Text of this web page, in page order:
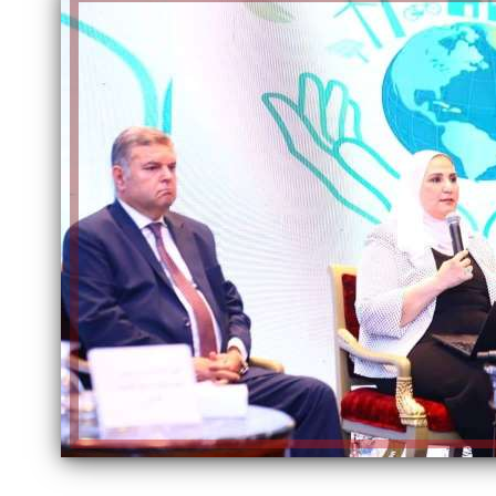
إلهام شرشر تكتب: دي مبقتش كورة..
دي سياسة
الكاتبة إلهام شرشر تهنئ الرئيس
السيسي بعيد ميلاده وتُشيد بجهوده
في بناء الدولة